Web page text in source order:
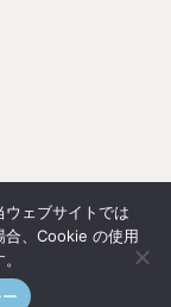
ウェブサイトでは
合、Cookie の使用